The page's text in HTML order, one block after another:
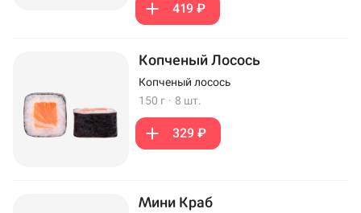
419 ₽
Копченый Лосось
Копченый лосось
150 г · 8 шт.
329 ₽
Мини Краб